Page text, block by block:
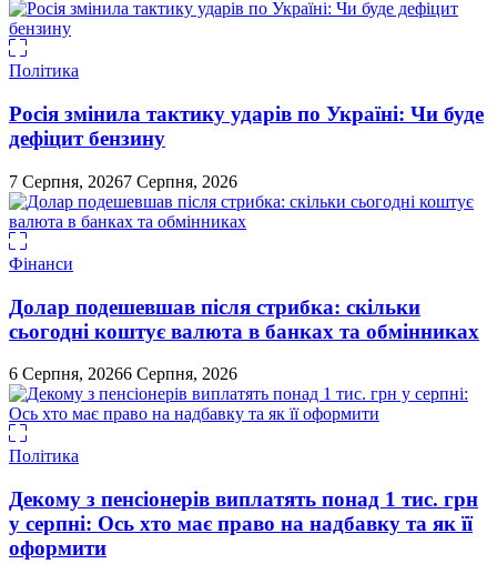
Політика
Росія змінила тактику ударів по Україні: Чи буде
дефіцит бензину
7 Серпня, 20267 Серпня, 2026
Фінанси
Долар подешевшав після стрибка: скільки
сьогодні коштує валюта в банках та обмінниках
6 Серпня, 20266 Серпня, 2026
Політика
Декому з пенсіонерів виплатять понад 1 тис. грн
у серпні: Ось хто має право на надбавку та як її
оформити